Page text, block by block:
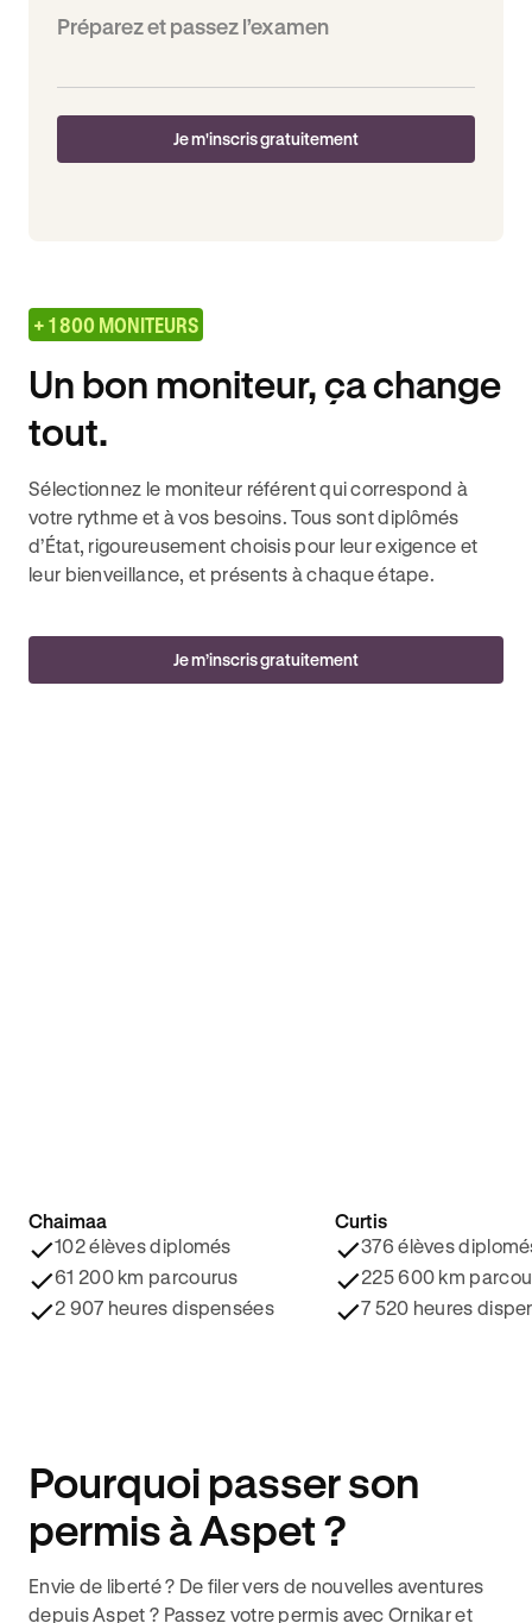
Préparez et passez l’examen
Je m'inscris gratuitement
+ 1 800 MONITEURS
Un bon moniteur, ça change
tout.
Sélectionnez le moniteur référent qui correspond à
votre rythme et à vos besoins. Tous sont diplômés
d’État, rigoureusement choisis pour leur exigence et
leur bienveillance, et présents à chaque étape.
Je m’inscris gratuitement
4.8/5 ⭐️
Chaimaa
102 élèves diplomés
61 200 km parcourus
2 907 heures dispensées
4.9/5 ⭐️
Curtis
376 élèves
225 600 km
7 520 heures
Pourquoi passer son
permis à Aspet ?
Envie de liberté ? De filer vers de nouvelles aventures
depuis Aspet ? Passez votre permis avec Ornikar et